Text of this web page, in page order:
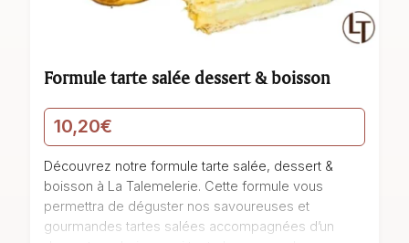
Formule tarte salée dessert & boisson
10,20€
Découvrez notre formule tarte salée, dessert &
boisson à La Talemelerie. Cette formule vous
permettra de déguster nos savoureuses et
gourmandes tartes salées accompagnées d’un